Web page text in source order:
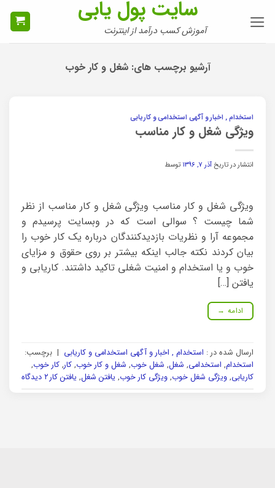
سایت پول یابی
آموزش کسب درآمد از اینترنت
آرشیو برچسب های:شغل و کار خوب
استخدام , اخبار و آگهی استخدامی و کاریابی
ویژگی شغل و کار مناسب
انتشار در تاریخآذر ۷, ۱۳۹۶ توسط
ویژگی شغل و کار مناسب ویژگی شغل و کار مناسب از نظر
شما چیست ؟ سوالی است که در وبسایت پرسیدم و
مجموعه آرا و نظریات بازدیدکنندگان درباره یک کار خوب را
بیان کردند نکته جالب اینکه بیشتر بر روی حقوق و مزایای
خوب و یا استخدام و امنیت شغلی تاکید داشتند. کاریابی و
یافتن […]
ادامه →
ارسال شده در : استخدام , اخبار و آگهی استخدامی و کاریابی | برچسب:
استخدام, استخدامی, شغل, شغل خوب, شغل و کار خوب, کار, کار خوب,
کاریابی, ویژگی شغل خوب, ویژگی کار خوب, یافتن شغل, یافتن کار۲ دیدگاه